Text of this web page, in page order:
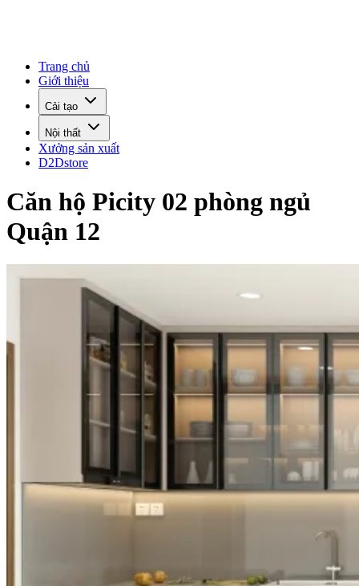
Trang chủ
Giới thiệu
Cải tạo
Nội thất
Xưởng sản xuất
D2Dstore
Căn hộ Picity 02 phòng ngủ
Quận 12